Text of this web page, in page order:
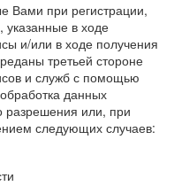
Вами при регистрации,
указанные в ходе
и/или в ходе получения
третьей стороне
и служб с помощью
данных
разрешения или, при
следующих случаев: